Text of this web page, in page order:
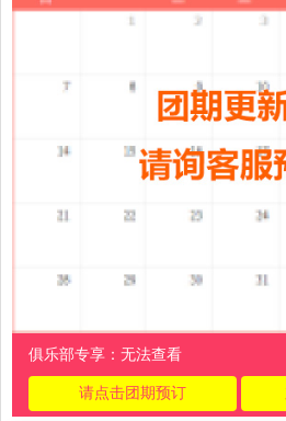
俱乐部专享：无法查看
请点击团期预订